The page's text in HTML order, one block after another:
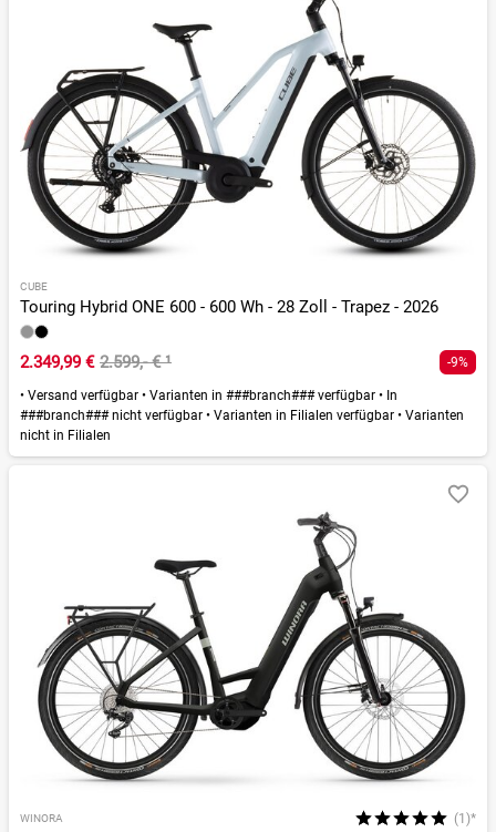
CUBE
Touring Hybrid ONE 600 - 600 Wh - 28 Zoll - Trapez - 2026
2.349,99 € 2.599,- €¹ -9%
• Versand verfügbar • Varianten in ###branch### verfügbar • In
###branch### nicht verfügbar • Varianten in Filialen verfügbar • Varianten
nicht in Filialen
WINORA (1)*